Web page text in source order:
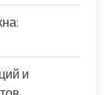
и